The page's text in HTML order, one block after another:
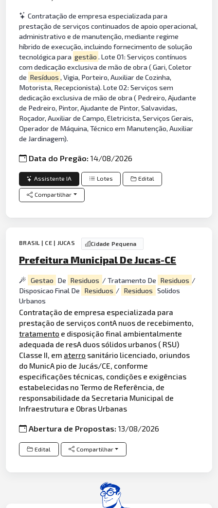
Contratação de empresa especializada para
prestação de serviços continuados de apoio operacional,
administrativo e de manutenção, mediante regime
híbrido de execução, incluindo fornecimento de solução
tecnológica para gestão . Lote 01: Serviços contínuos
com dedicação exclusiva de mão de obra ( Gari, Coletor
de Resíduos , Vigia, Porteiro, Auxiliar de Cozinha,
Motorista, Recepcionista). Lote 02: Serviços sem
dedicação exclusiva de mão de obra ( Pedreiro, Ajudante
de Pedreiro, Pintor, Ajudante de Pintor, Salvavidas,
Roçador, Auxiliar de Campo, Eletricista, Serviços Gerais,
Operador de Máquina, Técnico em Manutenção, Auxiliar
de Jardinagem).
Data do Pregão:14/08/2026
Assistente IA Lotes Edital
Compartilhar
BRASIL | CE | JUCAS Cidade Pequena
Prefeitura Municipal De Jucas-CE
Gestao De Residuos / Tratamento De Residuos /
Disposicao Final De
Residuos / Residuos Solidos
Urbanos
Contratação de empresa especializada para
prestação de serviços contA nuos de recebimento,
tratamento e disposição final ambientalmente
adequada de resA duos sólidos urbanos ( RSU)
Classe II, em aterro sanitário licenciado, oriundos
do MunicA pio de Jucás/CE, conforme
especificações técnicas, condições e exigências
estabelecidas no Termo de Referência, de
responsabilidade da Secretaria Municipal de
Infraestrutura e Obras Urbanas
Abertura de Propostas:13/08/2026
Edital Compartilhar